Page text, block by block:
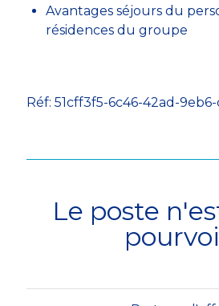
Avantages séjours du
résidences du groupe
Réf: 51cff3f5-6c46-42ad-
Le poste